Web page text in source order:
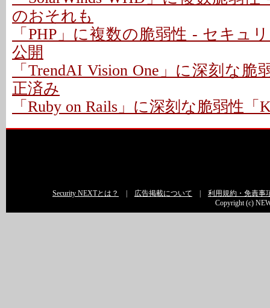
のおそれも
「PHP」に複数の脆弱性 - セキュ
公開
「TrendAI Vision One」に深刻な脆
正済み
「Ruby on Rails」に深刻な脆弱性「
Security NEXTとは？ 広告掲載について
利用規約・免責事
Copyright (c)